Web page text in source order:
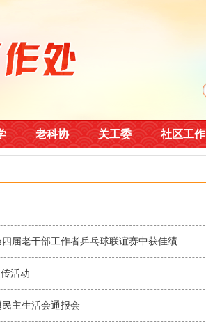
老科协 关工委 社区工作
届老干部工作者乒乓球联谊赛中获佳绩
活动
主生活会通报会